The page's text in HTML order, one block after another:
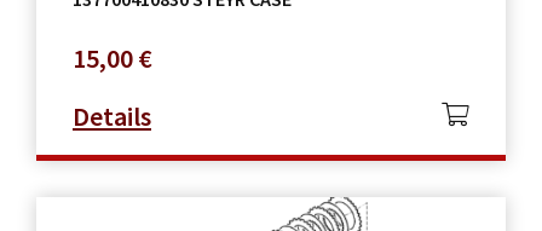
15,00€
Details